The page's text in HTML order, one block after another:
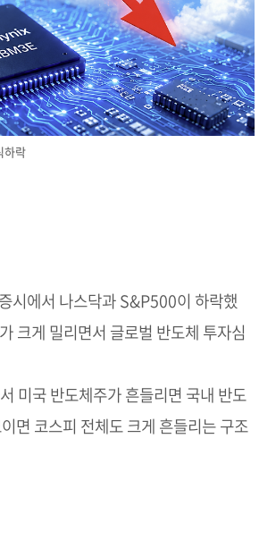
하락
시에서 나스닥과 S&P500이 하락했
크게 밀리면서 글로벌 반도체 투자심
미국 반도체주가 흔들리면 국내 반도
면 코스피 전체도 크게 흔들리는 구조